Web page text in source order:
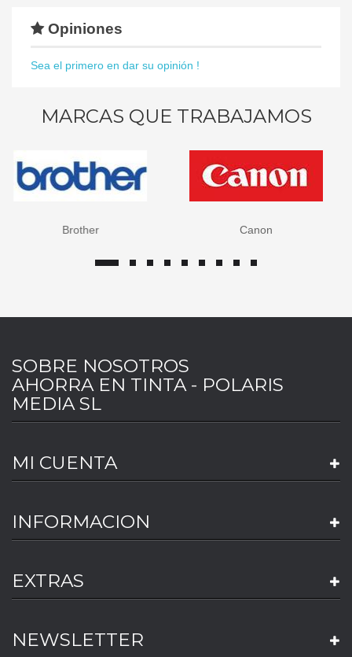
Opiniones
Sea el primero en dar su opinión !
MARCAS QUE TRABAJAMOS
Brother Canon
SOBRE NOSOTROS
AHORRA EN TINTA - POLARIS
MEDIA SL
MI CUENTA
INFORMACION
EXTRAS
NEWSLETTER